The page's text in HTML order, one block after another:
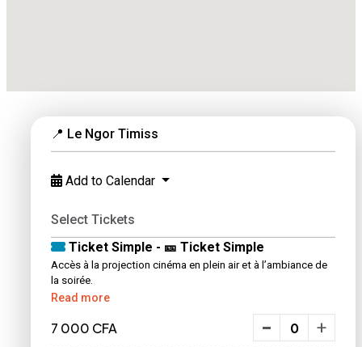
📍 Le Ngor Timiss
Add to Calendar
Select Tickets
Ticket Simple - 🎫 Ticket Simple
Accès à la projection cinéma en plein air et à l’ambiance de
la soirée.
Read more
7 000 CFA - +